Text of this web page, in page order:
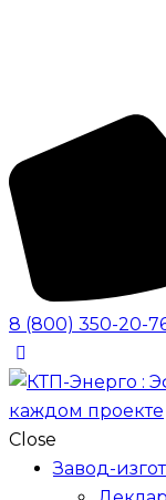
8 (800) 350-20-
Close
Завод-